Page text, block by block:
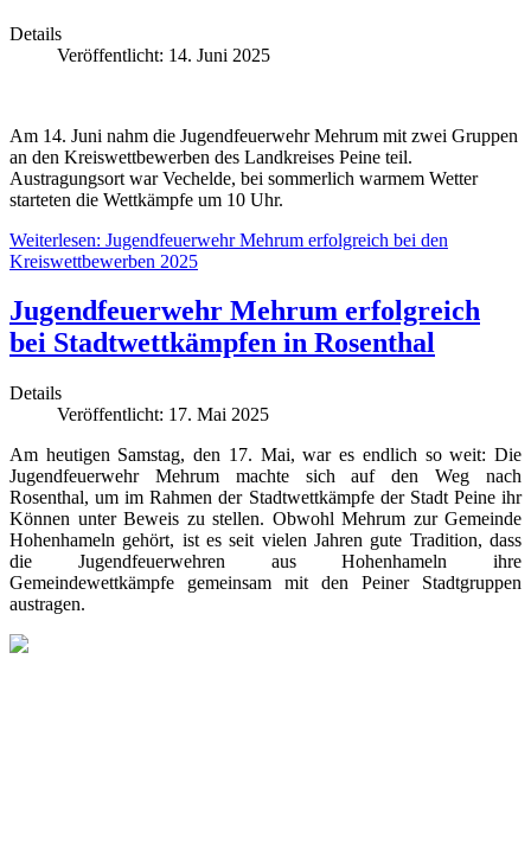
Details
Veröffentlicht: 14. Juni 2025
Am 14. Juni nahm die Jugendfeuerwehr Mehrum mit zwei Gruppen
an den Kreiswettbewerben des Landkreises Peine teil.
Austragungsort war Vechelde, bei sommerlich warmem Wetter
starteten die Wettkämpfe um 10 Uhr.
Weiterlesen: Jugendfeuerwehr Mehrum erfolgreich bei den
Kreiswettbewerben 2025
Jugendfeuerwehr Mehrum erfolgreich
bei Stadtwettkämpfen in Rosenthal
Details
Veröffentlicht: 17. Mai 2025
Am heutigen Samstag, den 17. Mai, war es endlich so weit: Die
Jugendfeuerwehr Mehrum machte sich auf den Weg nach
Rosenthal, um im Rahmen der Stadtwettkämpfe der Stadt Peine ihr
Können unter Beweis zu stellen. Obwohl Mehrum zur Gemeinde
Hohenhameln gehört, ist es seit vielen Jahren gute Tradition, dass
die Jugendfeuerwehren aus Hohenhameln ihre
Gemeindewettkämpfe gemeinsam mit den Peiner Stadtgruppen
austragen.